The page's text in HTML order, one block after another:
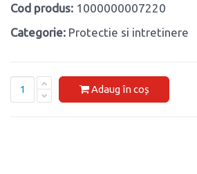
Cod produs: 1000000007220
Categorie: Protectie si intretinere
Adaug în coș